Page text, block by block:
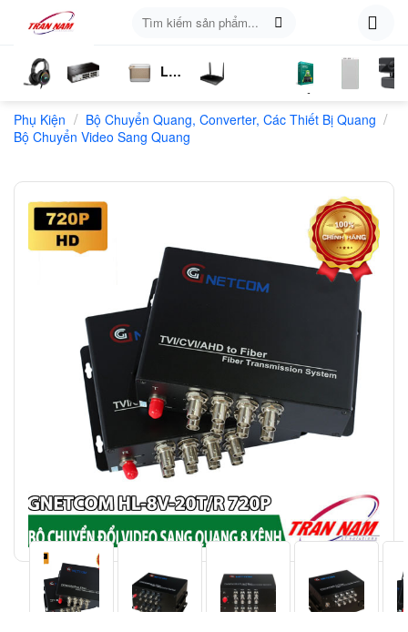
content
kiếm:
Nghe
Chia
Mạng
Loa
LTE
Sóng
Phần
Mềm
Kiện
Phụ Kiện / Bộ Chuyển Quang, Converter, Các Thiết Bị Quang /
Bộ Chuyển Video Sang Quang